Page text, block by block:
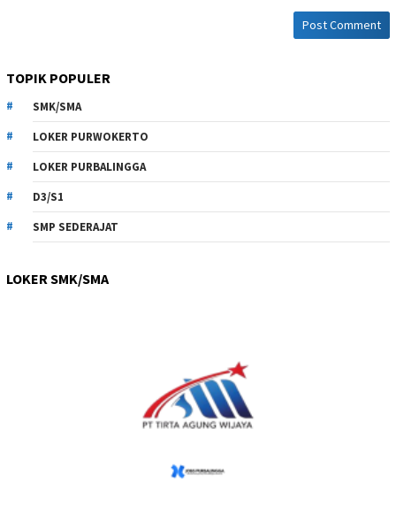
TOPIK POPULER
SMK/SMA
LOKER PURWOKERTO
LOKER PURBALINGGA
D3/S1
SMP SEDERAJAT
LOKER SMK/SMA